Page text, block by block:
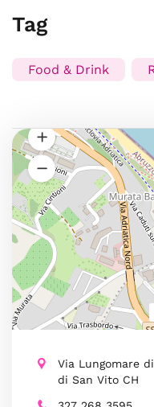
Tag
Food & Drink
Via Lungomare
di San Vito CH